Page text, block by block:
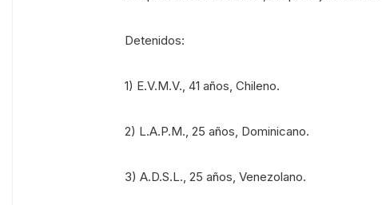
Detenidos:
1) E.V.M.V., 41 años, Chileno.
2) L.A.P.M., 25 años, Dominicano.
3) A.D.S.L., 25 años, Venezolano.